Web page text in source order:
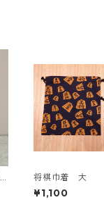
将棋巾着 大
¥1,100